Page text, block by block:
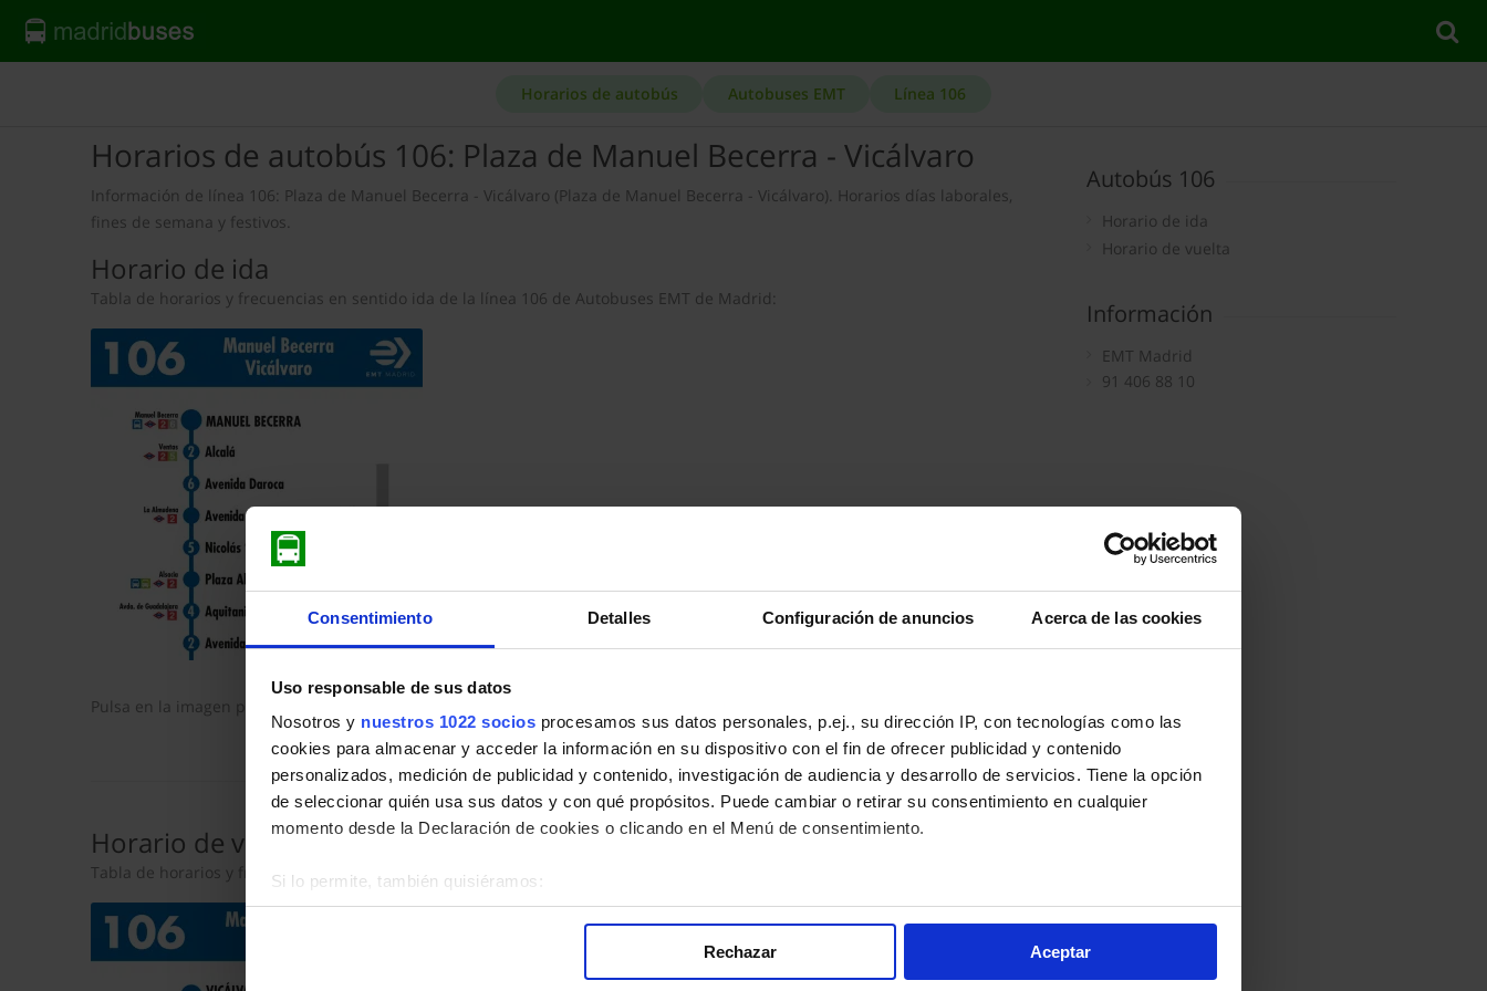
Consentimiento Detalles Configuración de anuncios Acerca de las cookies
Uso responsable de sus datos
Nosotros y nuestros 1022 socios procesamos sus datos personales, p.ej., su dirección IP, con tecnologías como las
cookies para almacenar y acceder la información en su dispositivo con el fin de ofrecer publicidad y contenido
personalizados, medición de publicidad y contenido, investigación de audiencia y desarrollo de servicios. Tiene la opción
de seleccionar quién usa sus datos y con qué propósitos. Puede cambiar o retirar su consentimiento en cualquier
momento desde la Declaración de cookies o clicando en el Menú de consentimiento.
Si lo permite, también quisiéramos:
Recopilar información sobre su ubicación geográfica que puede tener una precisión de varios metros
Identificar su dispositivo analizándolo activamente para buscar características específicas (huellas digitales)
Obtenga más información sobre cómo se procesan sus datos personales y establezca sus preferencias en la
. Puede cambiar o retirar su consentimiento en cualquier momento en la Declaración de cookies.
Rechazar Aceptar
Horarios de autobús Autobuses EMT Línea 106
Horarios de autobús 106: Plaza de Manuel Becerra - Vicálvaro
Información de línea 106: Plaza de Manuel Becerra - Vicálvaro (Plaza de Manuel Becerra - Vicálvaro). Horarios días laborales,
fines de semana y festivos.
Horario de ida
Tabla de horarios y frecuencias en sentido ida de la línea 106 de Autobuses EMT de Madrid:
Pulsa en la imagen para mostrar el
Horario de vuelta
Tabla de horarios y frecuencias en sentido vuelta de la línea 106 de Autobuses EMT de Madrid:
Autobús 106
Horario de ida
Horario de vuelta
Información
EMT Madrid
91 406 88 10